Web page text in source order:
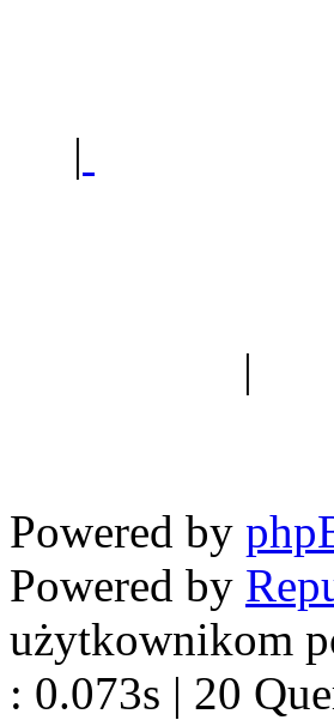
|
|
Powered by
Powered by
użytkownikom
: 0.073s | 20